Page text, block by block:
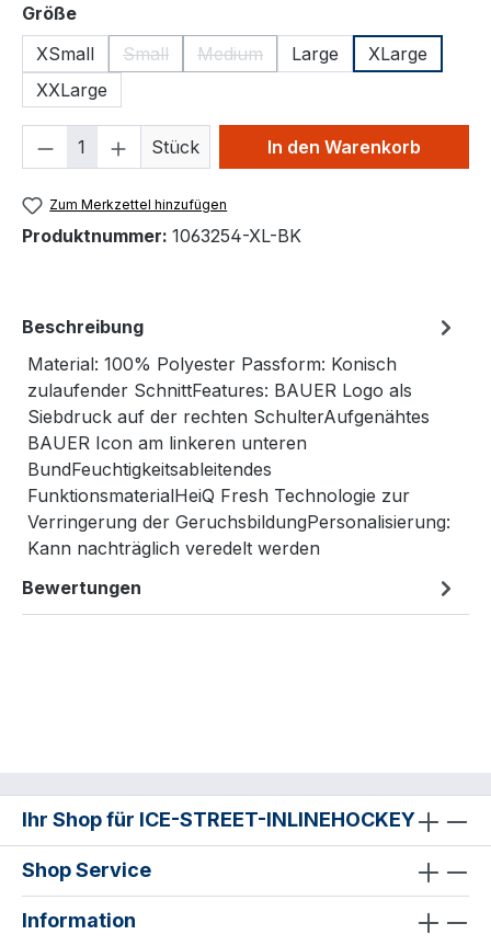
Größeauswählen
XSmall
Small
(Diese Option ist zurzeit nicht verfügbar.)
Medium
(Diese Option ist zurzeit nicht
Large
XLarge
XXLarge
Produkt Anzahl: Gib den
Stück In den Warenkorb
Zum Merkzettel hinzufügen
Produktnummer: 1063254-XL-BK
Beschreibung
Material: 100% Polyester Passform: Konisch
zulaufender SchnittFeatures: BAUER Logo als
Siebdruck auf der rechten SchulterAufgenähtes
BAUER Icon am linkeren unteren
BundFeuchtigkeitsableitendes
FunktionsmaterialHeiQ Fresh Technologie zur
Verringerung der GeruchsbildungPersonalisierung:
Kann nachträglich veredelt werden
Bewertungen
Ihr Shop für ICE-STREET-INLINEHOCKEY
Shop Service
Information